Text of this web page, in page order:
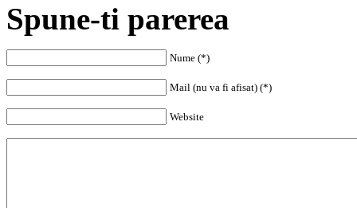
Spune-ti parerea
Nume (*)
Mail (nu va fi afisat) (*)
Website